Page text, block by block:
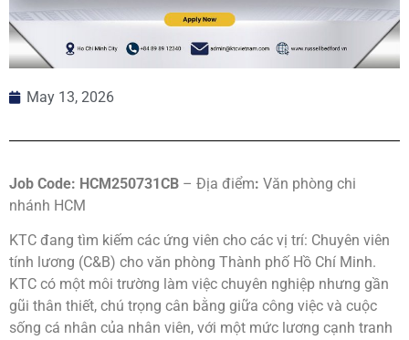
May 13, 2026
Job Code: HCM250731CB – Địa điểm: Văn phòng chi
nhánh HCM
KTC đang tìm kiếm các ứng viên cho các vị trí: Chuyên viên
tính lương (C&B) cho văn phòng Thành phố Hồ Chí Minh.
KTC có một môi trường làm việc chuyên nghiệp nhưng gần
gũi thân thiết, chú trọng cân bằng giữa công việc và cuộc
sống cá nhân của nhân viên, với một mức lương cạnh tranh